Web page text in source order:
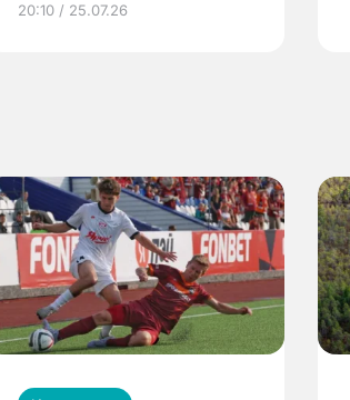
20:10 / 25.07.26